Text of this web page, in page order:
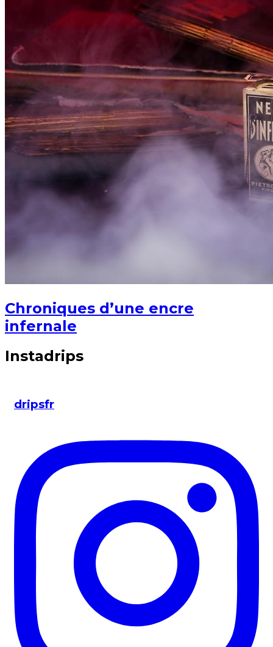
Chroniques d’une encre
infernale
Instadrips
dripsfr